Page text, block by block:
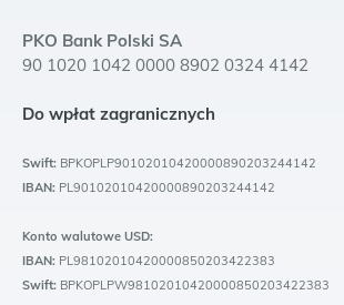
PKO Bank Polski SA
90 1020 1042 0000 8902 0324 4142
Do wpłat zagranicznych
Swift: BPKOPLP90102010420000890203244142
IBAN: PL90102010420000890203244142
Konto walutowe USD:
IBAN: PL98102010420000850203422383
Swift: BPKOPLPW98102010420000850203422383